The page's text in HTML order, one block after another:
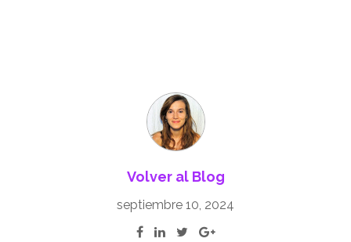
Volver al Blog
septiembre 10, 2024